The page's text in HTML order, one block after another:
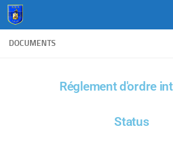
Au dessous du contenu
DOCUMENTS
Réglement d'ordre
Status